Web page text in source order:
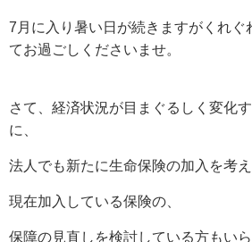
7月に入り暑い日が続きますがくれぐ
てお過ごしくださいませ。
さて、経済状況が目まぐるしく変化
に、
法人でも新たに生命保険の加入を考え
現在加入している保険の、
保障の見直しを検討している方もい